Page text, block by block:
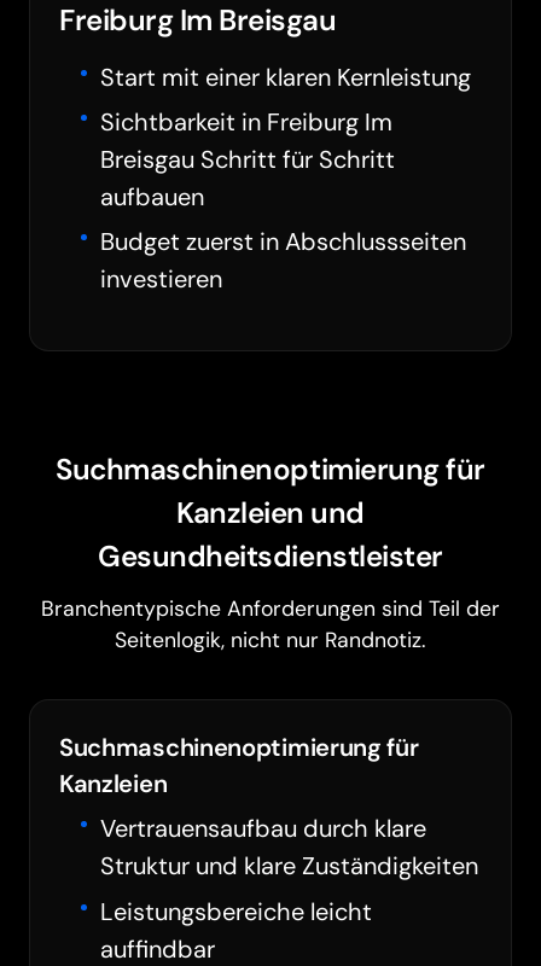
Freiburg Im Breisgau
Start mit einer klaren Kernleistung
Sichtbarkeit in Freiburg Im
Breisgau Schritt für Schritt
aufbauen
Budget zuerst in Abschlussseiten
investieren
Suchmaschinenoptimierung für
Kanzleien und
Gesundheitsdienstleister
Branchentypische Anforderungen sind Teil der
Seitenlogik, nicht nur Randnotiz.
Suchmaschinenoptimierung für
Kanzleien
Vertrauensaufbau durch klare
Struktur und klare Zuständigkeiten
Leistungsbereiche leicht
auffindbar